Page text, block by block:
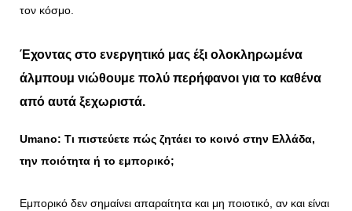
τον κόσμο.
Έχοντας στο ενεργητικό μας έξι ολοκληρωμένα
άλμπουμ νιώθουμε πολύ περήφανοι για το καθένα
από αυτά ξεχωριστά.
Umano: Τι πιστεύετε πώς ζητάει το κοινό στην Ελλάδα,
την ποιότητα ή το εμπορικό;
Εμπορικό δεν σημαίνει απαραίτητα και μη ποιοτικό, αν και είναι